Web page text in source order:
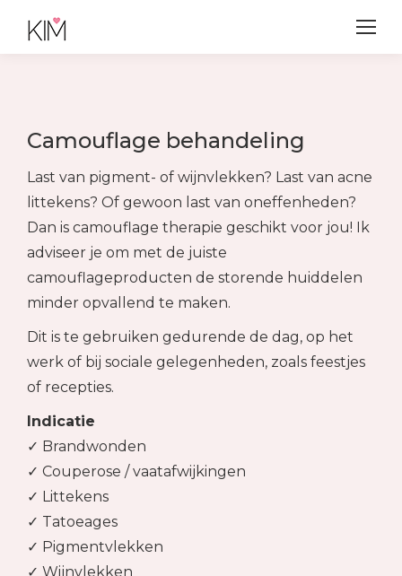
Camouflage behandeling
Last van pigment- of wijnvlekken? Last van acne
littekens? Of gewoon last van oneffenheden?
Dan is camouflage therapie geschikt voor jou! Ik
adviseer je om met de juiste
camouflageproducten de storende huiddelen
minder opvallend te maken.
Dit is te gebruiken gedurende de dag, op het
werk of bij sociale gelegenheden, zoals feestjes
of recepties.
Indicatie
✓ Brandwonden
✓ Couperose / vaatafwijkingen
✓ Littekens
✓ Tatoeages
✓ Pigmentvlekken
✓ Wijnvlekken